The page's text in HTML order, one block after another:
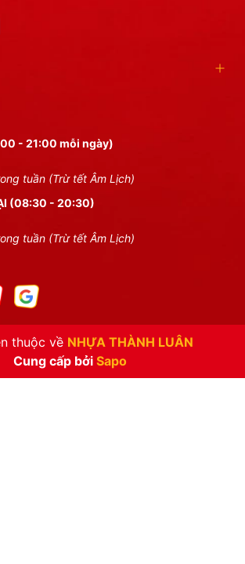
- 21:00 mỗi ngày)
tuần (Trừ tết Âm Lịch)
(08:30 - 20:30)
tuần (Trừ tết Âm Lịch)
thuộc về NHỰA THÀNH LUÂN
Cung cấp bởi Sapo